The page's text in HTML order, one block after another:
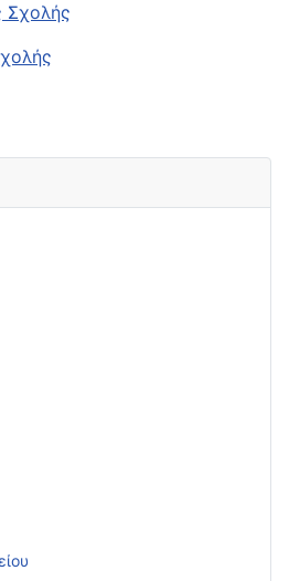
Σχολής
Αγίων Αναργύρων